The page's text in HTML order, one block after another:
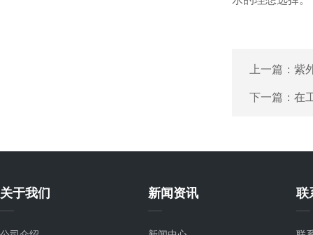
上一篇： 紫
下一篇： 在
关于我们 新闻资讯 联